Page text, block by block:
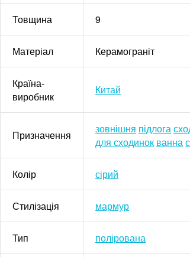
Товщина 9
Матеріал Керамограніт
Країна-
виробник
Китай
Призначення зовнішня підлога
для сходинок ванна
Колір сірий
Стилізація мармур
Тип полірована